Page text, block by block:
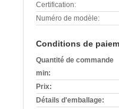
Certification:
Numéro de modèle:
Conditions de
Quantité de commande
min:
Prix:
Détails d'emballage: